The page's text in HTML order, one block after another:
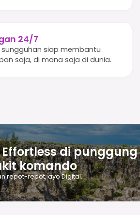
24/7
sungguhan siap membantu
saja, di mana saja di dunia.
di punggung
komando
repot-repot, ayo Digital.